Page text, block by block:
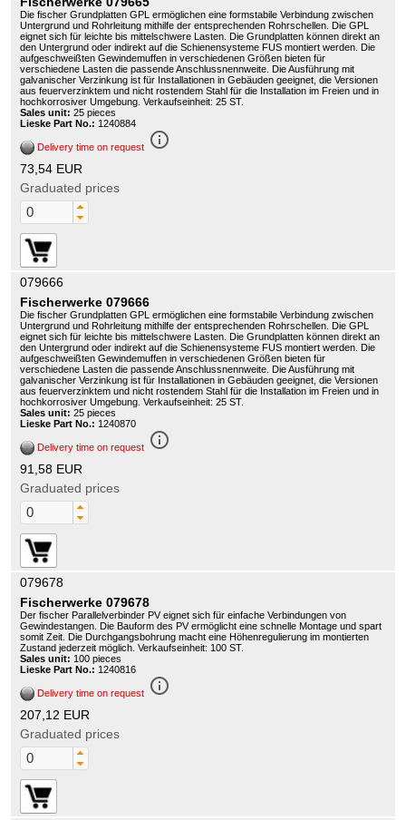
Die fischer Grundplatten GPL ermöglichen eine formstabile Verbindung zwischen
Untergrund und Rohrleitung mithilfe der entsprechenden Rohrschellen. Die GPL
eignet sich für leichte bis mittelschwere Lasten. Die Grundplatten können direkt an
den Untergrund oder indirekt auf die Schienensysteme FUS montiert werden. Die
aufgeschweißten Gewindemuffen in verschiedenen Größen bieten für
verschiedene Lasten die passende Anschlussnennweite. Die Ausführung mit
galvanischer Verzinkung ist für Installationen in Gebäuden geeignet, die Versionen
aus feuerverzinktem und nicht rostendem Stahl für die Installation im Freien und in
hochkorrosiver Umgebung. Verkaufseinheit: 25 ST.
Sales unit: 25 pieces
Lieske Part No.: 1240884
Delivery time on request info_outline
73,54 EUR
Graduated prices
079666
Fischerwerke 079666
Die fischer Grundplatten GPL ermöglichen eine formstabile Verbindung zwischen
Untergrund und Rohrleitung mithilfe der entsprechenden Rohrschellen. Die GPL
eignet sich für leichte bis mittelschwere Lasten. Die Grundplatten können direkt an
den Untergrund oder indirekt auf die Schienensysteme FUS montiert werden. Die
aufgeschweißten Gewindemuffen in verschiedenen Größen bieten für
verschiedene Lasten die passende Anschlussnennweite. Die Ausführung mit
galvanischer Verzinkung ist für Installationen in Gebäuden geeignet, die Versionen
aus feuerverzinktem und nicht rostendem Stahl für die Installation im Freien und in
hochkorrosiver Umgebung. Verkaufseinheit: 25 ST.
Sales unit: 25 pieces
Lieske Part No.: 1240870
Delivery time on request info_outline
91,58 EUR
Graduated prices
079678
Fischerwerke 079678
Der fischer Parallelverbinder PV eignet sich für einfache Verbindungen von
Gewindestangen. Die Bauform des PV ermöglicht eine schnelle Montage und spart
somit Zeit. Die Durchgangsbohrung macht eine Höhenregulierung im montierten
Zustand jederzeit möglich. Verkaufseinheit: 100 ST.
Sales unit: 100 pieces
Lieske Part No.: 1240816
Delivery time on request info_outline
207,12 EUR
Graduated prices